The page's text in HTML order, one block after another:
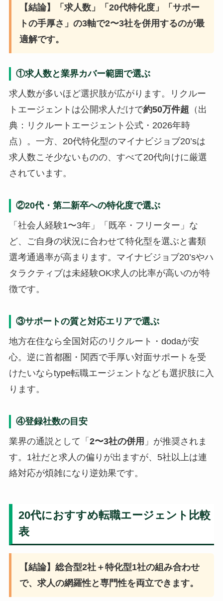
【結論】「求人数」「20代特化度」「サポー
トの手厚さ」の3軸で2〜3社を併用するのが最
適解です。
①求人数と業界カバー範囲で選ぶ
求人数が多いほど選択肢が広がります。リクルー
トエージェントは公開求人だけで約50万件超 （出
典：リクルートエージェント公式・2026年時
点）。一方、20代特化型のマイナビジョブ20’sは
求人数こそ少ないものの、すべて20代向けに厳選
されています。
②20代・第二新卒への特化度で選ぶ
「社会人経験1〜3年」「既卒・フリーター」な
ど、ご自身の状況に合わせて特化型を選ぶと書類
選考通過率が高まります。マイナビジョブ20’sやハ
タラクティブは未経験OK求人の比率が高いのが特
徴です。
③サポートの質と対応エリアで選ぶ
地方在住なら全国対応のリクルート・dodaが安
心。逆に首都圏・関西で手厚い対面サポートを受
けたいならtype転職エージェントなども選択肢に入
ります。
④登録社数の目安
業界の通説として「 2〜3社の併用 」が推奨されま
す。1社だと求人の偏りが出ますが、5社以上は連
絡対応が煩雑になり逆効果です。
20代におすすめ転職エージェント比較
表
【結論】総合型2社＋特化型1社の組み合わせ
で、求人の網羅性と専門性を両立できます。